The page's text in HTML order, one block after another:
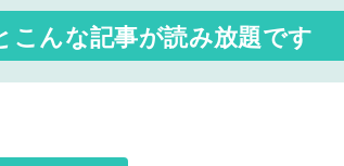
こんな記事が読み放題です